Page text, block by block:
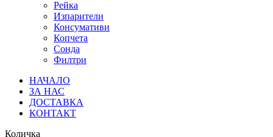
Рейка
Изпарители
Консумативи
Копчета
Сонда
Филтри
НАЧАЛО
ЗА НАС
ДОСТАВКА
КОНТАКТ
Количка